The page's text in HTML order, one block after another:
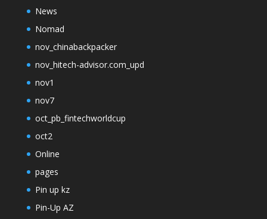
News
Nomad
nov_chinabackpacker
nov_hitech-advisor.com_upd
nov1
nov7
oct_pb_fintechworldcup
oct2
Online
pages
Pin up kz
Pin-Up AZ